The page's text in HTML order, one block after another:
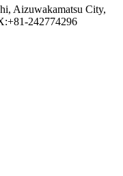
Aizuwakamatsu City,
242774296